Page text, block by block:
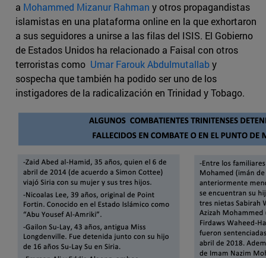
a Mohammed Mizanur Rahman y otros propagandistas
islamistas en una plataforma online en la que exhortaron
a sus seguidores a unirse a las filas del ISIS. El Gobierno
de Estados Unidos ha relacionado a Faisal con otros
terroristas como Umar Farouk Abdulmutallaby
sospecha que también ha podido ser uno de los
instigadores de la radicalización en Trinidad y Tobago.